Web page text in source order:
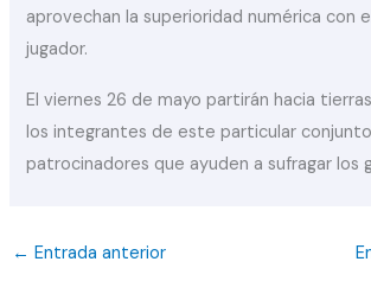
aprovechan la superioridad numérica con
jugador.
El viernes 26 de mayo partirán hacia
los integrantes de este particular
patrocinadores que ayuden a sufragar los
← Entrada anterior